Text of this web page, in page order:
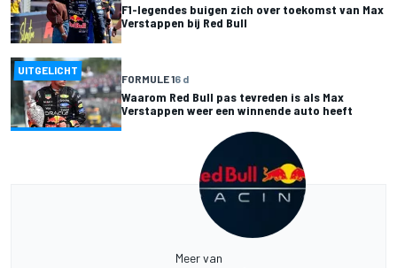
F1-legendes buigen zich over toekomst van Max
Verstappen bij Red Bull
UITGELICHT
FORMULE 16 d
Waarom Red Bull pas tevreden is als Max
Verstappen weer een winnende auto heeft
Meer van